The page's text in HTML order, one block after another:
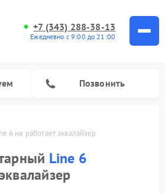
+7 (343) 288-38-13
Ежедневно с 9:00 до 21:00
Позвонить
6 не работает эквалайзер
Line 6